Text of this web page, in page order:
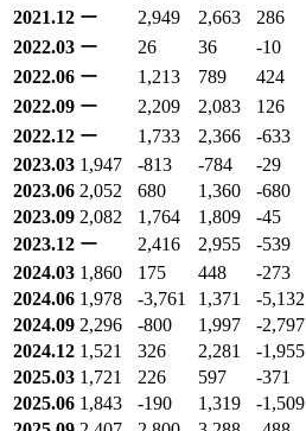
2021.12 ー 2,949 2,663 286
2022.03 ー 26 36 -10
2022.06 ー 1,213 789 424
2022.09 ー 2,209 2,083 126
2022.12 ー 1,733 2,366 -633
2023.03 1,947 -813 -784 -29
2023.06 2,052 680 1,360 -680
2023.09 2,082 1,764 1,809 -45
2023.12 ー 2,416 2,955 -539
2024.03 1,860 175 448 -273
2024.06 1,978 -3,761 1,371 -5,132
2024.09 2,296 -800 1,997 -2,797
2024.12 1,521 326 2,281 -1,955
2025.03 1,721 226 597 -371
2025.06 1,843 -190 1,319 -1,509